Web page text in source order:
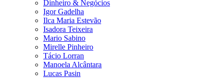
Dinheiro & Negócios
Igor Gadelha
Ilca Maria Estevão
Isadora Teixeira
Mario Sabino
Mirelle Pinheiro
Tácio Lorran
Manoela Alcântara
Lucas Pasin